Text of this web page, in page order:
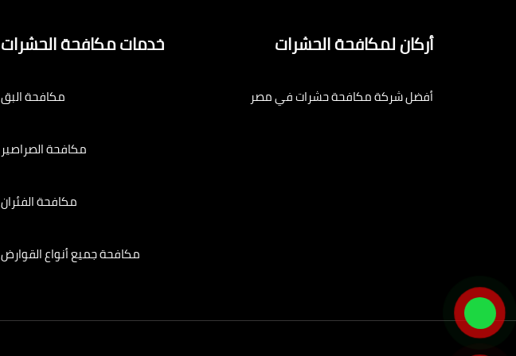
أركان لمكافحة الحشرات
أفضل شركة مكافحة حشرات في مصر
خدمات مكافحة الحشرات
مكافحة البق
مكافحة الصراصير
مكافحة الفئران
مكافحة جميع أنواع القوارض